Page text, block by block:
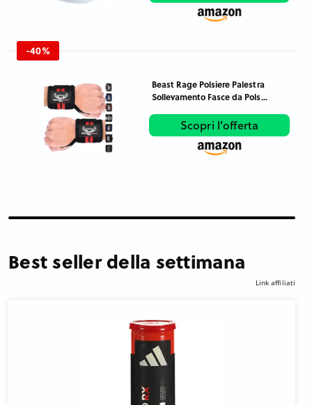
-40%
Beast Rage Polsiere Palestra
Sollevamento Fasce da Pols...
Scopri l'offerta
Best seller della settimana
Link affiliati